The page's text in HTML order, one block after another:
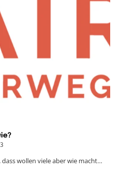
wollen viele aber wie macht…